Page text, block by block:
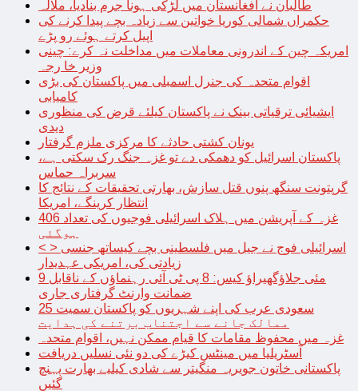
طالبان نے افغانستان میں لڑکی ہونا جرم بنادیا، ملالہ
حکمراں شمالی کوریا خواتین سے زیادہ بچے پیدا کرنے کی
اپیل کرتے ہوئے رو پڑے
امریکہ چین کے اندرونی معاملات میں مداخلت نہ کرے: چینی
وزیر خا رجہ
اقوام متحدہ کی جنرل اسمبلی میں پاکستان کی بڑی
کامیابی
ایشیائی ترقیاتی بینک نے پاکستان کیلئے قرض کی منظوری
دیدی
یونان کشتی حادثے کا مرکزی ملزم گرفتار
پاکستان اسرائیل کو دھمکی دے تو غزہ جنگ رک سکتی ہے،
سربراہ حماس
گرپتونت سنگھ پنوں قتل سازش، بھارتی تحقیقات کے نتائج کا
انتظار کرینگے، امریکا
غزہ کے آپریشن میں ہلاک اسرائیلی فوجیوں کی تعداد 406
ہوگئی
< > اسرائیلی فوج نے جیل میں فلسطینی بچے کیساتھ جنسی
زیادتی کی، امریکی عہدیدار
9 مئی جلاؤگھیراؤ کیس: 8 پی ٹی آئی رہنماؤں کے ناقابل
ضمانت وارنٹ گرفتاری جاری
سعودی عرب کی اپنے شہریوں کو پاکستان سمیت 25
ممالک جانے سے اجتناب برتنے کی ہدایت
غزہ میں محفوظ مقامات کا قیام ممکن نہیں، اقوام متحدہ
آسٹریلیا میں مینٹس کیڑے کی دو نئی نسلیں دریافت
پاکستانی خاتون جویریہ منگیتر سے شادی کیلیے بھارت پہنچ
گئیں